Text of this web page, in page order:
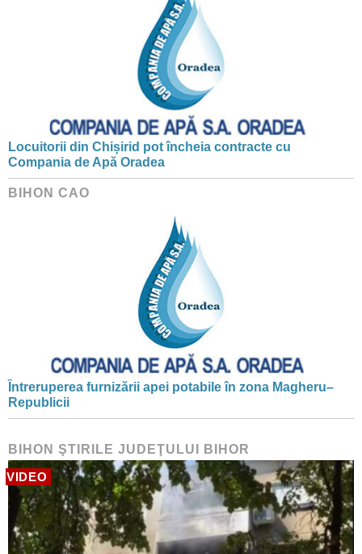
Locuitorii din Chișirid pot încheia contracte cu
Compania de Apă Oradea
BIHON CAO
Întreruperea furnizării apei potabile în zona Magheru–
Republicii
BIHON ŞTIRILE JUDEŢULUI BIHOR
VIDEO